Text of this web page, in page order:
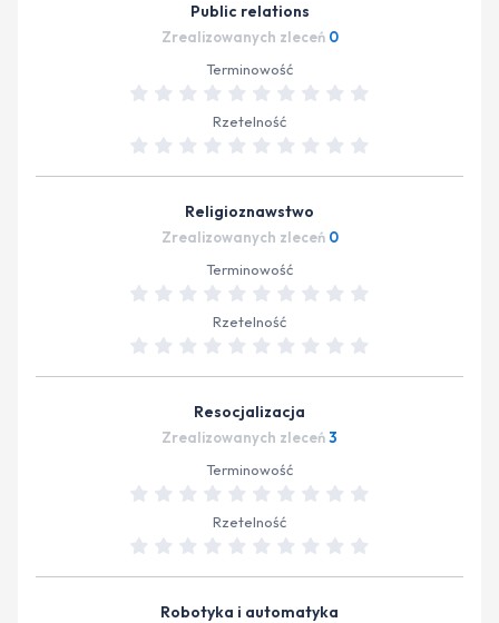
Public relations
Zrealizowanych zleceń 0
Terminowość
Rzetelność
Religioznawstwo
Zrealizowanych zleceń 0
Terminowość
Rzetelność
Resocjalizacja
Zrealizowanych zleceń3
Terminowość
Rzetelność
Robotyka i automatyka